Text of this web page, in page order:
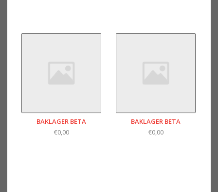
BAKLAGER BETA
€0,00
BAKLAGER BETA
€0,00